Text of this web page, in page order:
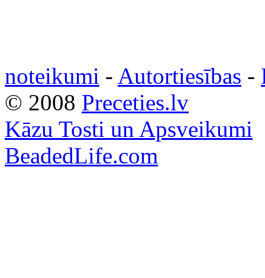
noteikumi - Autortiesības -
© 2008 Preceties.lv
Kāzu Tosti un Apsveikumi
BeadedLife.com